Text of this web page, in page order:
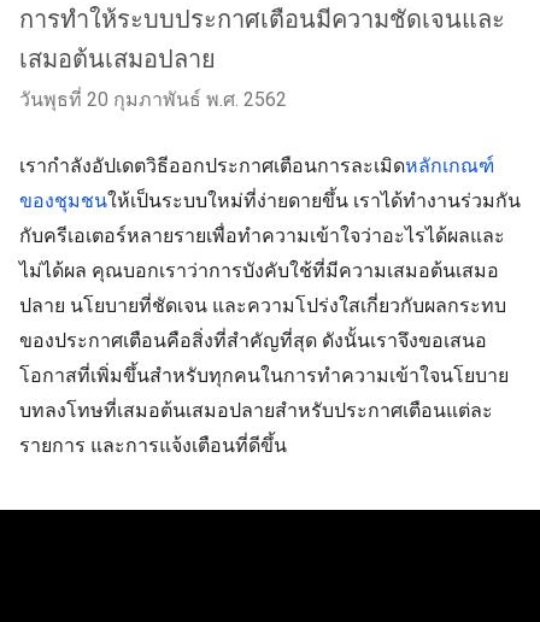
การทำให้ระบบประกาศเตือนมีความชัดเจนและ
เสมอต้นเสมอปลาย
วันพุธที่ 20 กุมภาพันธ์ พ.ศ. 2562
เรากำลังอัปเดตวิธีออกประกาศเตือนการละเมิดหลักเกณฑ์
ของชุมชน ให้เป็นระบบใหม่ที่ง่ายดายขึ้น เราได้ทำงานร่วมกัน
กับครีเอเตอร์หลายรายเพื่อทำความเข้าใจว่าอะไรได้ผลและ
ไม่ได้ผล คุณบอกเราว่าการบังคับใช้ที่มีความเสมอต้นเสมอ
ปลาย นโยบายที่ชัดเจน และความโปร่งใสเกี่ยวกับผลกระทบ
ของประกาศเตือนคือสิ่งที่สำคัญที่สุด ดังนั้นเราจึงขอเสนอ
โอกาสที่เพิ่มขึ้นสำหรับทุกคนในการทำความเข้าใจนโยบาย
บทลงโทษที่เสมอต้นเสมอปลายสำหรับประกาศเตือนแต่ละ
รายการ และการแจ้งเตือนที่ดีขึ้น